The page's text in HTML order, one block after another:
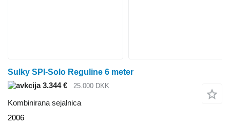
Sulky SPI-Solo Reguline 6 meter
3.344 €
25.000 DKK
Kombinirana sejalnica
2006